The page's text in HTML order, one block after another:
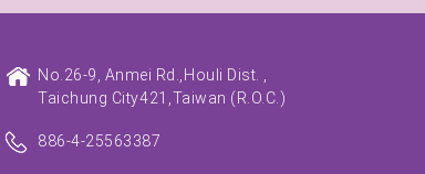
No.26-9, Anmei Rd.,Houli Dist. ,
Taichung City421, Taiwan (R.O.C.)
886-4-25563387